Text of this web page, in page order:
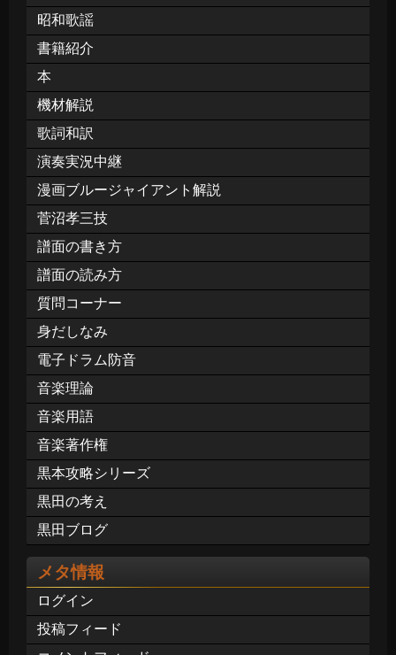
昭和歌謡
書籍紹介
本
機材解説
歌詞和訳
演奏実況中継
漫画ブルージャイアント解説
菅沼孝三技
譜面の書き方
譜面の読み方
質問コーナー
身だしなみ
電子ドラム防音
音楽理論
音楽用語
音楽著作権
黒本攻略シリーズ
黒田の考え
黒田ブログ
メタ情報
ログイン
投稿フィード